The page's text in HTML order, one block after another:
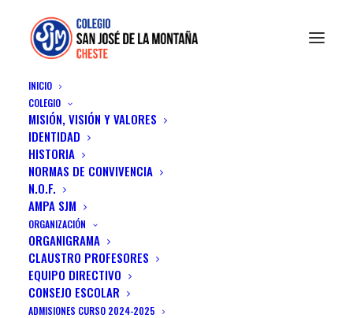
INICIO
COLEGIO
MISIÓN, VISIÓN Y VALORES
IDENTIDAD
HISTORIA
NORMAS DE CONVIVENCIA
N.O.F.
AMPA SJM
ORGANIZACIÓN
ORGANIGRAMA
CLAUSTRO PROFESORES
EQUIPO DIRECTIVO
CONSEJO ESCOLAR
ADMISIONES CURSO 2024-2025
Are you a blogger? Are you a writer?